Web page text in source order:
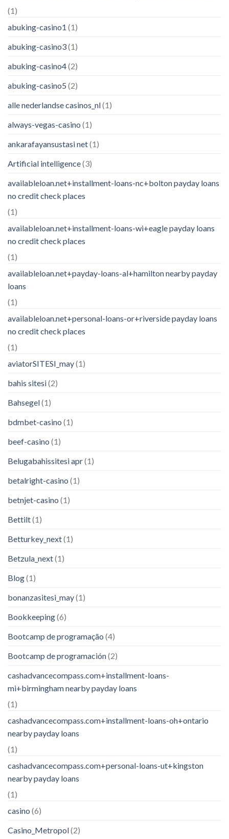
(1)
abuking-casino1 (1)
abuking-casino3(1)
abuking-casino4(2)
abuking-casino5 (2)
alle nederlandse casinos_nl(1)
always-vegas-casino (1)
ankarafayansustasi net(1)
Artificial intelligence(3)
availableloan.net+installment-loans-nc+bolton payday loans
no credit check places
(1)
availableloan.net+installment-loans-wi+eagle payday loans
no credit check places
(1)
availableloan.net+payday-loans-al+hamilton nearby payday
loans
(1)
availableloan.net+personal-loans-or+riverside payday loans
no credit check places
(1)
aviatorSITESI_may(1)
bahis sitesi(2)
Bahsegel(1)
bdmbet-casino (1)
beef-casino (1)
Belugabahissitesi apr(1)
betalright-casino (1)
betnjet-casino (1)
Bettilt(1)
Betturkey_next(1)
Betzula_next(1)
Blog(1)
bonanzasitesi_may(1)
Bookkeeping(6)
Bootcamp de programação (4)
Bootcamp de programación(2)
cashadvancecompass.com+installment-loans-
mi+birmingham nearby payday loans
(1)
cashadvancecompass.com+installment-loans-oh+ontario
nearby payday loans
(1)
cashadvancecompass.com+personal-loans-ut+kingston
nearby payday loans
(1)
casino (6)
Casino_Metropol(2)